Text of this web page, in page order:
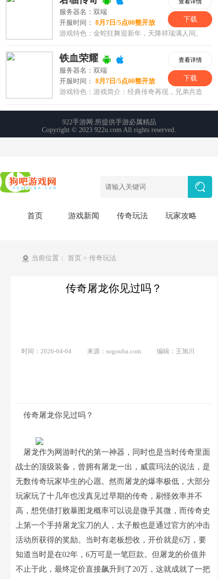
首页 游戏新闻 传奇玩法 玩家攻略
当前位置： 首页 > 传奇玩法
传奇屠龙你见过吗？
时间：2026-04-04 来源：sogouba.com 编辑：王旭川
传奇屠龙你见过吗？
屠龙作为网游时代的第一神器，同时也是当时传奇里面
战士的顶级装备，曾拥有屠龙一出，威震玛法的说法，是
无数传奇玩家毕生的心愿。然而屠龙的爆率极低，大部分
玩家玩了十几年也没真见过早期的传奇，刷怪效率并不
高，想凭借打败暴图龙概率可以说是微乎其微，而传奇史
上第一个手持屠龙宝刀的人，太子般也是通过官方的冲击
活动所获得的奖励。当时有老板想收，开价就是6万，要
知道当时是在02年，6万可是一笔巨款。但屠龙的价值并
不止于此，最终定价直接飙升到了20万，这就成就了一把